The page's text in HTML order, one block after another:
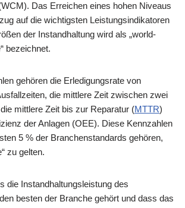
Das Erreichen eines hohen Niveaus
auf die wichtigsten Leistungsindikatoren
der Instandhaltung wird als „world-
bezeichnet.
gehören die Erledigungsrate von
die mittlere Zeit zwischen zwei
mittlere Zeit bis zur Reparatur (MTTR)
der Anlagen (OEE). Diese Kennzahlen
5 % der Branchenstandards gehören,
zu gelten.
die Instandhaltungsleistung des
besten der Branche gehört und dass das